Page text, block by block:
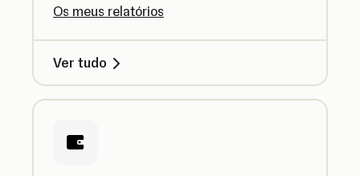
Os meus relatórios
Ver tudo